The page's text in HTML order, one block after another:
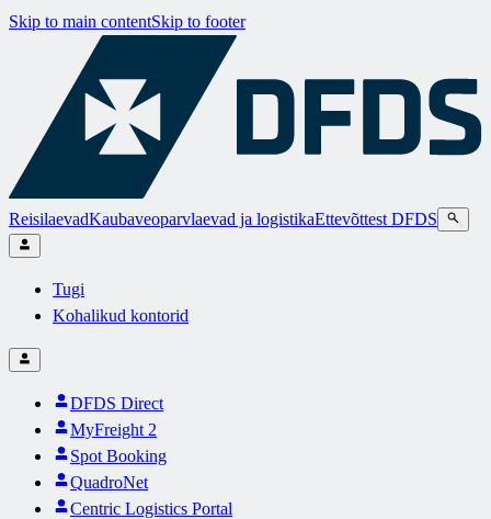
Skip to main contentSkip to footer
ReisilaevadKaubaveoparvlaevad ja logistikaEttevõttest DFDS
Tugi
Kohalikud kontorid
DFDS Direct
MyFreight 2
Spot Booking
QuadroNet
Centric Logistics Portal